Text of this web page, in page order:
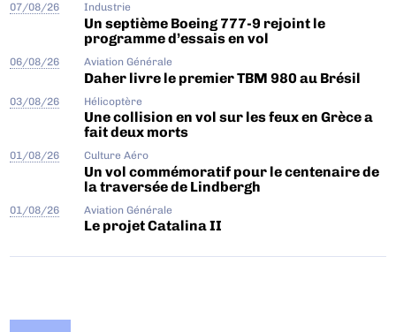
07/08/26 Industrie
Un septième Boeing 777-9 rejoint le
programme d’essais en vol
06/08/26 Aviation Générale
Daher livre le premier TBM 980 au Brésil
03/08/26 Hélicoptère
Une collision en vol sur les feux en Grèce a
fait deux morts
01/08/26 Culture Aéro
Un vol commémoratif pour le centenaire de
la traversée de Lindbergh
01/08/26 Aviation Générale
Le projet Catalina II